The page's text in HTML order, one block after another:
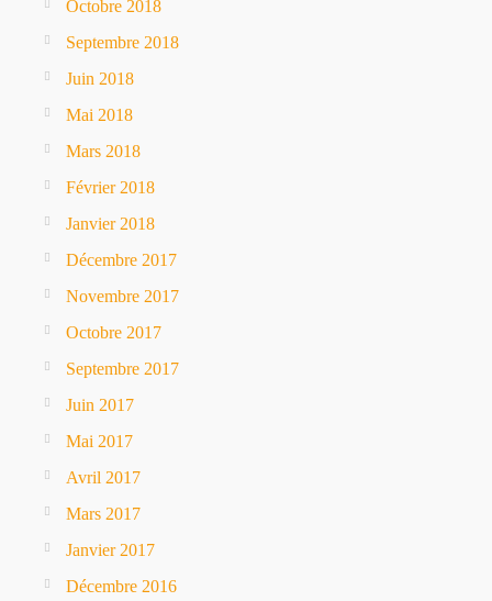
Octobre 2018
Septembre 2018
Juin 2018
Mai 2018
Mars 2018
Février 2018
Janvier 2018
Décembre 2017
Novembre 2017
Octobre 2017
Septembre 2017
Juin 2017
Mai 2017
Avril 2017
Mars 2017
Janvier 2017
Décembre 2016